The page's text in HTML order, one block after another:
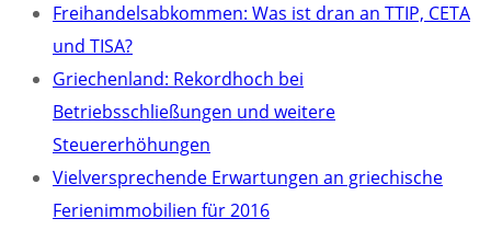
Freihandelsabkommen: Was ist dran an TTIP, CETA
und TISA?
Griechenland: Rekordhoch bei
Betriebsschließungen und weitere
Steuererhöhungen
Vielversprechende Erwartungen an griechische
Ferienimmobilien für 2016